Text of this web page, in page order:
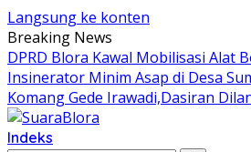
Langsung ke konten
Breaking News
DPRD Blora Kawal Mobilisasi Alat
Insinerator Minim Asap di Desa
Komang Gede Irawadi,Dasiran
Indeks